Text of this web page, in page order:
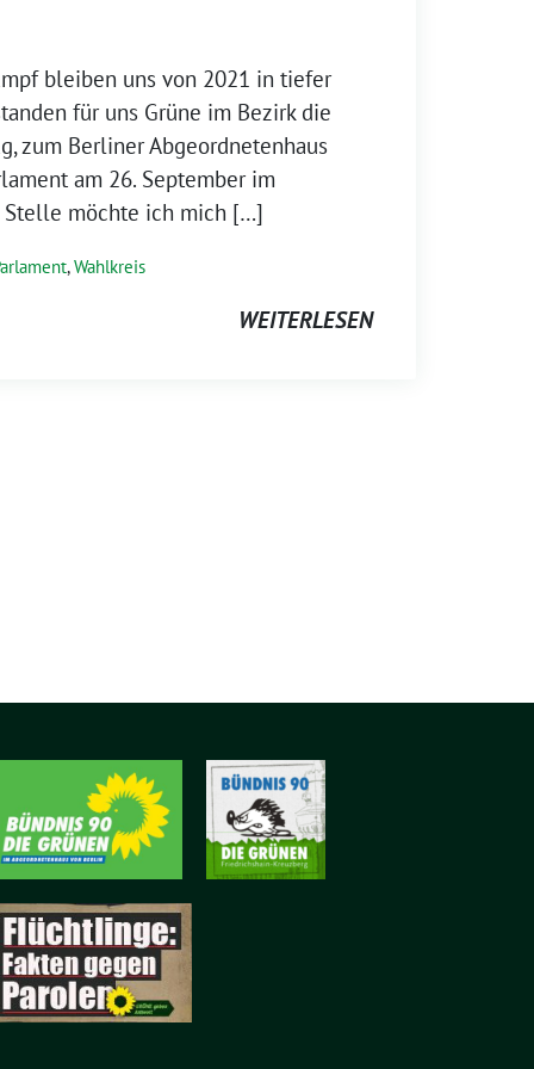
bleiben uns von 2021 in tiefer
für uns Grüne im Bezirk die
zum Berliner Abgeordnetenhaus
am 26. September im
möchte ich mich […]
,Wahlkreis
WEITERLESEN